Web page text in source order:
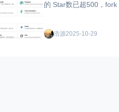
的 Star数已超500，
浩源2025-10-29